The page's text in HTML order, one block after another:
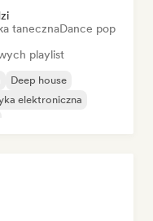
tanecznaDance pop
playlist
Deep house
elektroniczna